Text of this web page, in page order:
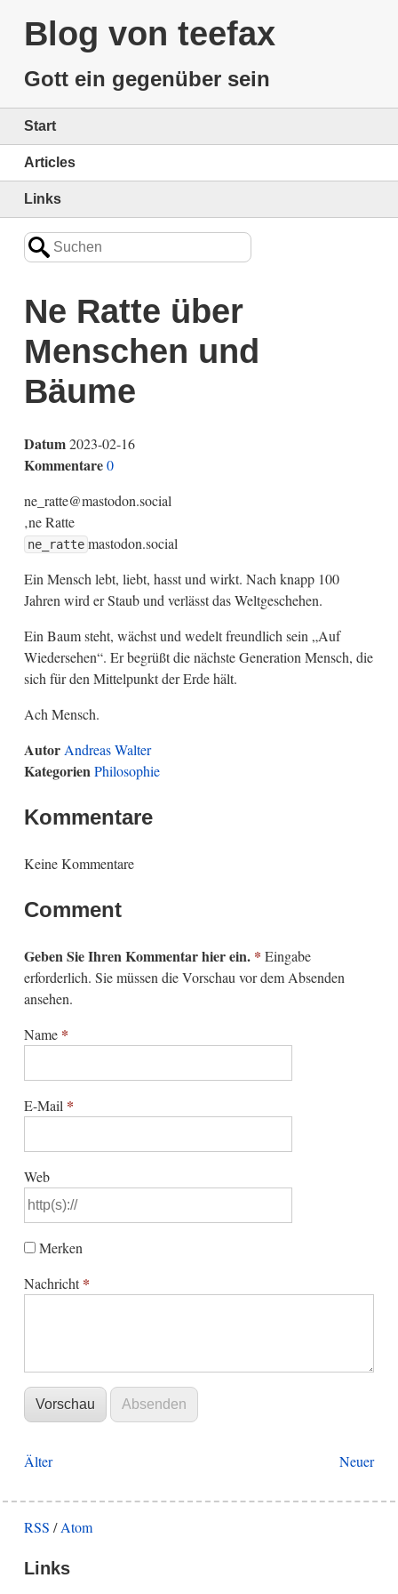
Blog von teefax
Gott ein gegenüber sein
Start
Articles
Links
Ne Ratte über
Menschen und
Bäume
Datum2023-02-16
Kommentare0
ne_ratte@mastodon.social
‚ne Ratte
ne_ratte mastodon.social
Ein Mensch lebt, liebt, hasst und wirkt. Nach knapp 100
Jahren wird er Staub und verlässt das Weltgeschehen.
Ein Baum steht, wächst und wedelt freundlich sein „Auf
Wiedersehen“. Er begrüßt die nächste Generation Mensch, die
sich für den Mittelpunkt der Erde hält.
Ach Mensch.
Autor Andreas Walter
KategorienPhilosophie
Kommentare
Keine Kommentare
Comment
Geben Sie Ihren Kommentar hier ein. * Eingabe
erforderlich. Sie müssen die Vorschau vor dem Absenden
ansehen.
Name *
E-Mail *
Web
Merken
Nachricht*
Älter Neuer
RSS /Atom
Links